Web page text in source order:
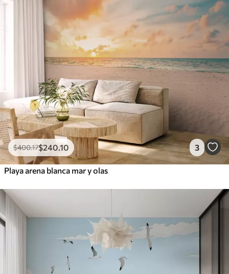
$400.17$240.10 3
Playa arena blanca mar y olas